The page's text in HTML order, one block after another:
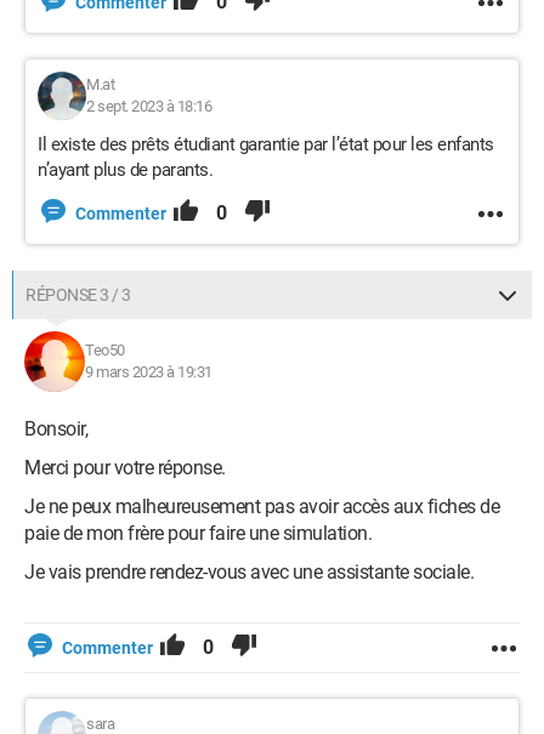
M.at
2 sept. 2023 à 18:16
Il existe des prêts étudiant garantie par l’état pour les enfants
n’ayant plus de parants.
Commenter 0
RÉPONSE 3 / 3
Teo50
9 mars 2023 à 19:31
Bonsoir,
Merci pour votre réponse.
Je ne peux malheureusement pas avoir accès aux fiches de
paie de mon frère pour faire une simulation.
Je vais prendre rendez-vous avec une assistante sociale.
Commenter 0
sara